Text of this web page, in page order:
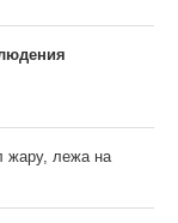
жару, лежа на